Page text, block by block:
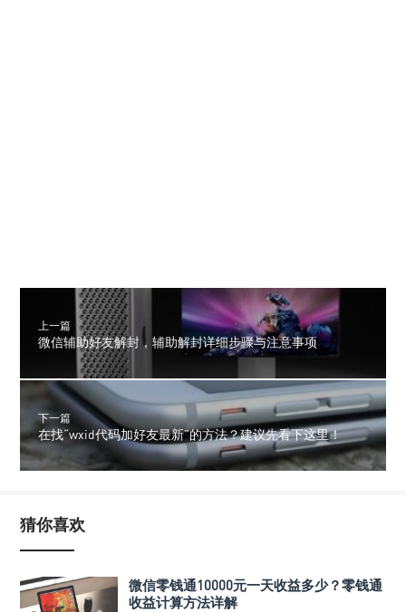
上一篇
微信辅助好友解封，辅助解封详细步骤与注意事项
下一篇
在找“wxid代码加好友最新”的方法？建议先看下这里！
猜你喜欢
微信零钱通10000元一天收益多少？零钱通
收益计算方法详解